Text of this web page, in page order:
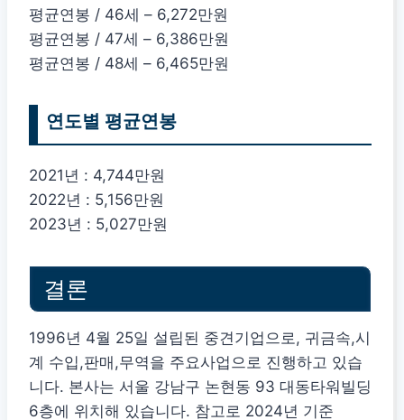
평균연봉 / 46세 – 6,272만원
평균연봉 / 47세 – 6,386만원
평균연봉 / 48세 – 6,465만원
연도별 평균연봉
2021년 : 4,744만원
2022년 : 5,156만원
2023년 : 5,027만원
결론
1996년 4월 25일 설립된 중견기업으로, 귀금속,시
계 수입,판매,무역을 주요사업으로 진행하고 있습
니다. 본사는 서울 강남구 논현동 93 대동타워빌딩
6층에 위치해 있습니다. 참고로 2024년 기준